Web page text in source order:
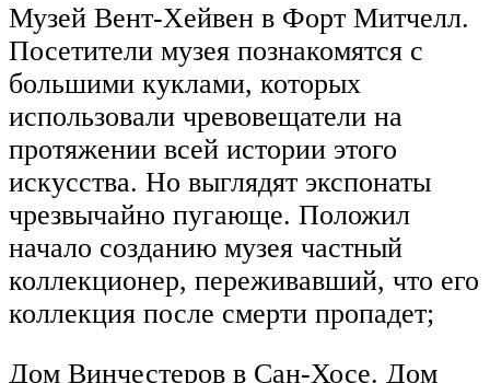
Музей Вент-Хейвен в Форт Митчелл.
Посетители музея познакомятся с
большими куклами, которых
использовали чревовещатели на
протяжении всей истории этого
искусства. Но выглядят экспонаты
чрезвычайно пугающе. Положил
начало созданию музея частный
коллекционер, переживавший, что его
коллекция после смерти пропадет;
Дом Винчестеров в Сан-Хосе. Дом